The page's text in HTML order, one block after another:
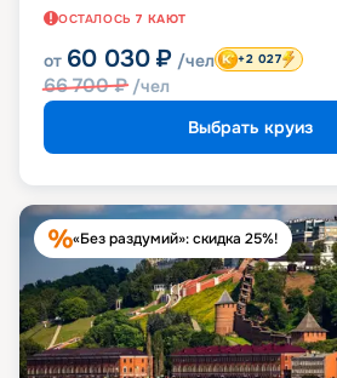
ОСТАЛОСЬ 7 КАЮТ
от 60 030 ₽ /чел
66 700₽ /чел
+2 027
Выбрать круиз
«Без раздумий»: скидка 25%!